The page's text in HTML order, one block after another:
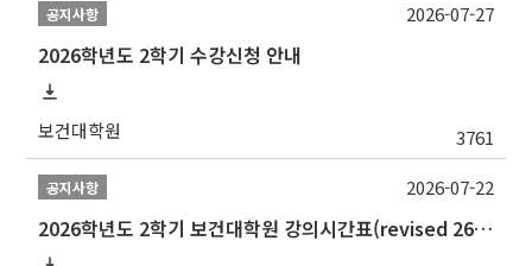
공지사항
2026학년도 2학기 수강신청 안내
보건대학원 3761
2026-07-27
공지사항
2026학년도 2학기 보건대학원 강의시간표(revised 260803)(2026 2nd SEMESTER SNU GSPH TIMETABLE)
2026-07-22